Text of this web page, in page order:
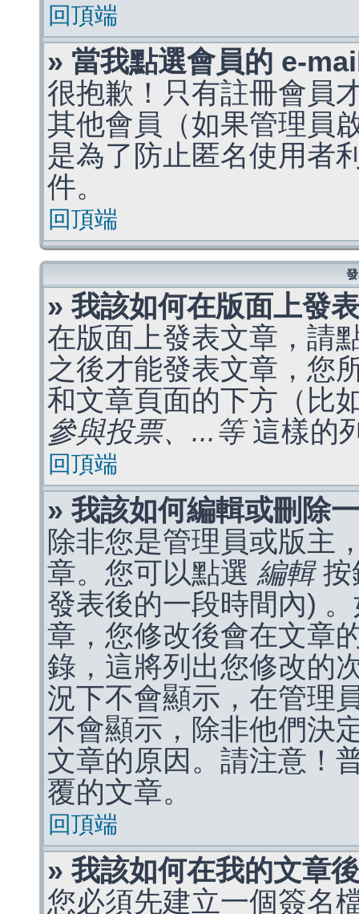
回頂端
» 當我點選會員的 e-
很抱歉！只有註冊會員
其他會員（如果管理員
是為了防止匿名使用者
件。
回頂端
» 我該如何在版面上發
在版面上發表文章，請
之後才能發表文章，您
和文章頁面的下方（比
參與投票、...等這樣的
回頂端
» 我該如何編輯或刪除
除非您是管理員或版主
章。您可以點選 編輯按
發表後的一段時間內)
章，您修改後會在文章
錄，這將列出您修改的
況下不會顯示，在管理
不會顯示，除非他們決
文章的原因。請注意！
覆的文章。
回頂端
» 我該如何在我的文章
您必須先建立一個簽名